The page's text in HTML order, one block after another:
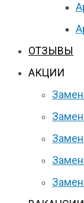
ОТЗЫВЫ
АКЦИИ